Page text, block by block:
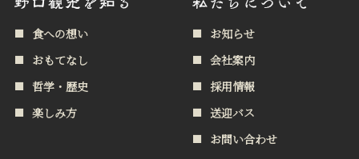
食への想い
おもてなし
哲学・歴史
楽しみ方
お知らせ
会社案内
採用情報
送迎バス
お問い合わせ